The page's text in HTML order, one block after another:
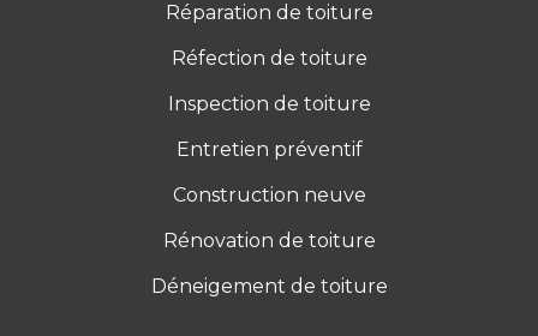
Réparation de toiture
Réfection de toiture
Inspection de toiture
Entretien préventif
Construction neuve
Rénovation de toiture
Déneigement de toiture